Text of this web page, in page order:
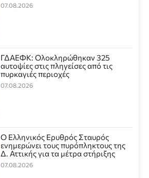
07.08.2026
ΓΔΑΕΦΚ: Ολοκληρώθηκαν 325
αυτοψίες στις πληγείσες από τις
πυρκαγιές περιοχές
07.08.2026
Ο Ελληνικός Ερυθρός Σταυρός
ενημερώνει τους πυρόπληκτους της
Δ. Αττικής για τα μέτρα στήριξης
07.08.2026